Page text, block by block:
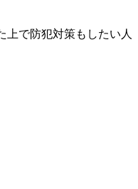
上で防犯対策もしたい人